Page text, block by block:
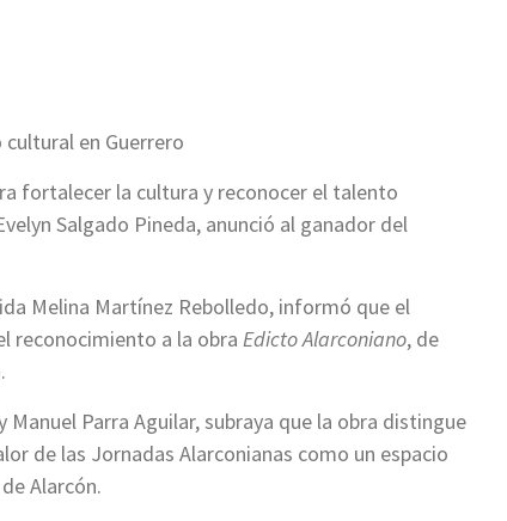
en Guerrero
fortalecer la cultura y reconocer el talento
Salgado Pineda, anunció al ganador del
Melina Martínez Rebolledo, informó que el
reconocimiento a la obra Edicto Alarconiano, de
Parra Aguilar, subraya que la obra distingue
de las Jornadas Alarconianas como un espacio
Alarcón.